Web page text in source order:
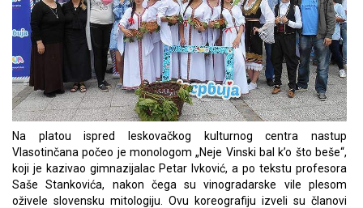
Na platou ispred leskovačkog kulturnog centra nastup
Vlasotinčana počeo je monologom „Neje Vinski bal k’o što beše“,
koji je kazivao gimnazijalac Petar Ivković, a po tekstu profesora
Saše Stankovića, nakon čega su vinogradarske vile plesom
oživele slovensku mitologiju. Ovu koreografiju izveli su članovi